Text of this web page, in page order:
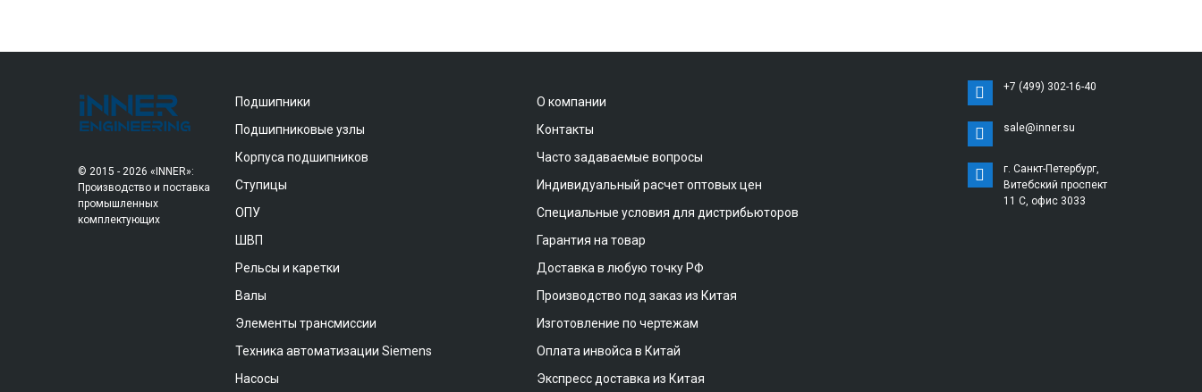
© 2015 - 2026 «INNER»:
Производство и поставка
промышленных
комплектующих
Подшипники
Подшипниковые узлы
Корпуса подшипников
Ступицы
ОПУ
ШВП
Рельсы и каретки
Валы
Элементы трансмиссии
Техника автоматизации Siemens
Насосы
О компании
Контакты
Часто задаваемые вопросы
Индивидуальный расчет оптовых цен
Специальные условия для дистрибьюторов
Гарантия на товар
Доставка в любую точку РФ
Производство под заказ из Китая
Изготовление по чертежам
Оплата инвойса в Китай
Экспресс доставка из Китая
+7 (499) 302-16-40
sale@inner.su
г. Санкт-Петербург,
Витебский проспект
11 С, офис 3033